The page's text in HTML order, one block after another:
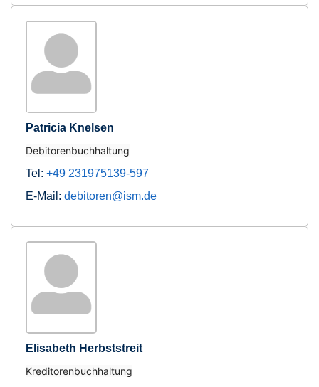
Patricia Knelsen
Debitorenbuchhaltung
Tel: +49 231975139-597
E-Mail: debitoren@ism.de
Elisabeth Herbststreit
Kreditorenbuchhaltung